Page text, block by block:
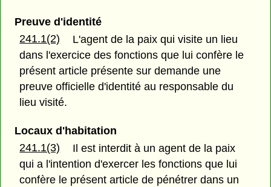
Preuve d'identité
241.1(2)
L'agent de la paix qui visite un lieu
dans l'exercice des fonctions que lui confère le
présent article présente sur demande une
preuve officielle d'identité au responsable du
lieu visité.
Locaux d'habitation
241.1(3)
Il est interdit à un agent de la paix
qui a l'intention d'exercer les fonctions que lui
confère le présent article de pénétrer dans un